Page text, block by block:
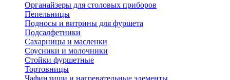
Органайзеры для столовых приборов
Пепельницы
Подносы и витрины для фуршета
Подсалфетники
Сахарницы и масленки
Соусники и молочники
Стойки фуршетные
Тортовницы
Чафиндиши и нагревательные элементы